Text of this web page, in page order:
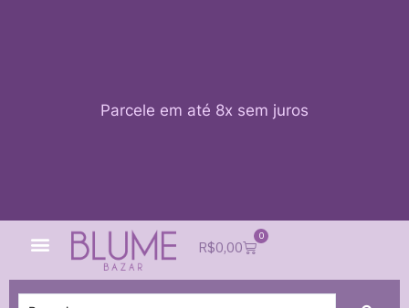
Parcele em até 8x sem juros
R$0,00
0